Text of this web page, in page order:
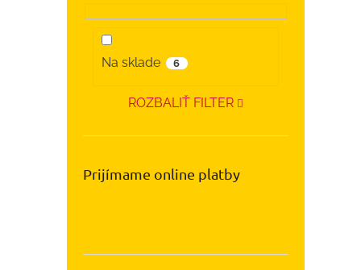
Na sklade 6
ROZBALIŤ FILTER
Prijímame online platby